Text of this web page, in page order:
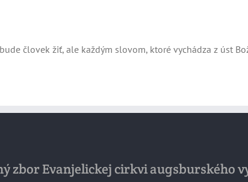
človek žiť, ale každým slovom, ktoré vychádza z úst
zbor Evanjelickej cirkvi augsburského